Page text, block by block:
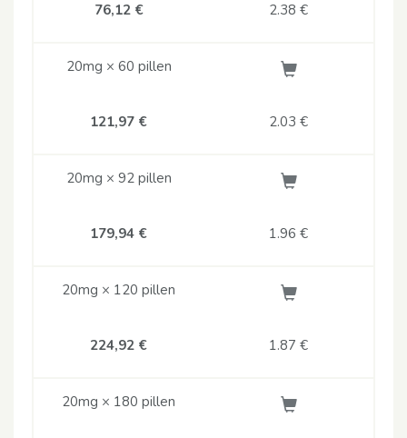
76,12 € 2.38 €
20mg × 60 pillen
121,97 € 2.03 €
20mg × 92 pillen
179,94 € 1.96 €
20mg × 120 pillen
224,92 € 1.87 €
20mg × 180 pillen